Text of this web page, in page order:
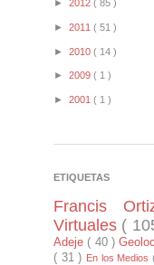
► 2012 ( 85 )
► 2011 ( 51 )
► 2010 ( 14 )
► 2009 ( 1 )
► 2001 ( 1 )
ETIQUETAS
Francis
Virtuales (
Adeje ( 40 )
( 31 ) En los Medios